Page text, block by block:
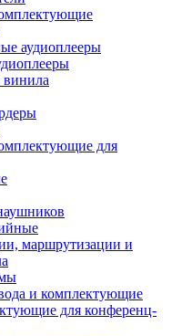
аудиоплееры
для
маршрутизации и
и комплектующие
для конференц-